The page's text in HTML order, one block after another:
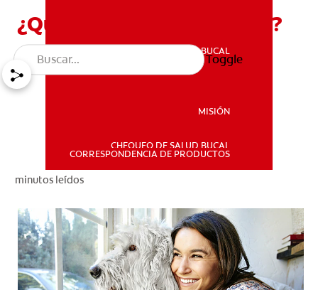
SALUD BUCAL
CORRESPONDENCIA DE PRODUCTOS
PARA PROFESIONALES
SALUD BUCAL
MISIÓN
CHEQUEO DE SALUD BUCAL
CORRESPONDENCIA DE PRODUCTOS
Toggle
¿Qué Es Un Diente Canino?
minutos leídos